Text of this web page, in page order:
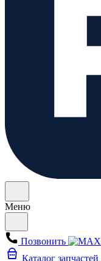
Меню
Позвонить
Каталог запчастей